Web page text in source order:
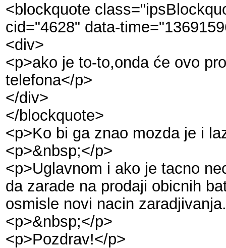
<blockquote
cid="4628" data-
<div>
<p>ako je to-to,onda će ovo
telefona</p>
</div>
</blockquote>
<p>Ko bi ga znao mozda je i
<p>&nbsp;</p>
<p>Uglavnom i ako je tacno
da zarade na prodaji obicnih
osmisle novi nacin
<p>&nbsp;</p>
<p>Pozdrav!</p>